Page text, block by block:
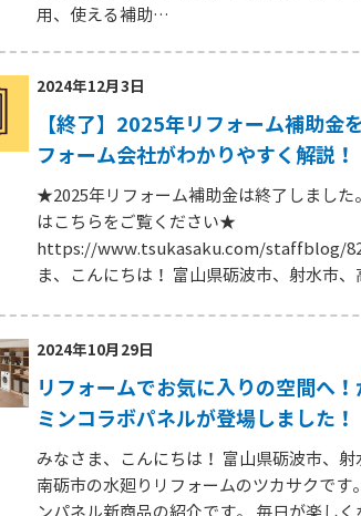
用、使える補助…
2024年12月3日
【終了】2025年リフォーム補助金
フォーム会社がわかりやすく解説！
★2025年リフォーム補助金は終了しました
はこちらをご覧ください★
https://www.tsukasaku.com/staffblog/
ま、こんにちは！ 富山県砺波市、射水市
2024年10月29日
リフォームでお気に入りの空間へ
ミンコラボパネルが登場しました！
みなさま、こんにちは！ 富山県砺波市、射
南砺市の水廻りリフォームのツカサクです
ンパネル新商品の紹介です。 毎日が楽し